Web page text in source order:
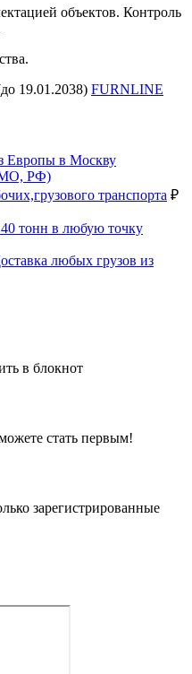
объектов. Контроль
19.01.2038) FURNLINE
Европы в Москву
МО, РФ)
транспорта ₽
40 тонн в любую точку
любых грузов из
в блокнот
стать первым!
зарегистрированные